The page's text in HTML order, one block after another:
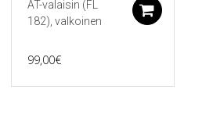
Lisää ostoskoriin
AT-valaisin (FL
182), valkoinen
99,00€